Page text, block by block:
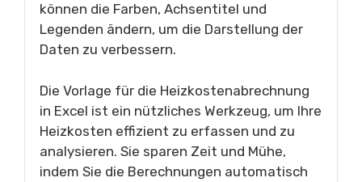
können die Farben, Achsentitel und
Legenden ändern, um die Darstellung der
Daten zu verbessern.
Die Vorlage für die Heizkostenabrechnung
in Excel ist ein nützliches Werkzeug, um Ihre
Heizkosten effizient zu erfassen und zu
analysieren. Sie sparen Zeit und Mühe,
indem Sie die Berechnungen automatisch